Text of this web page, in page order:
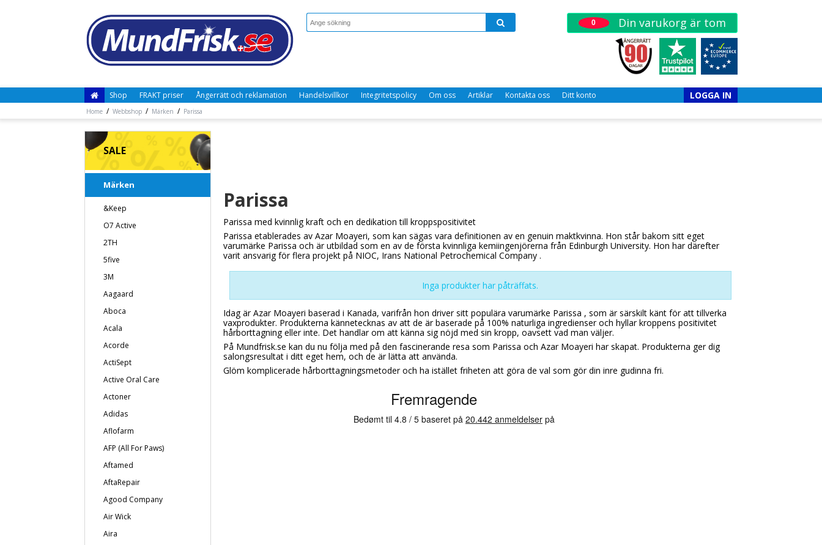
0 Din varukorg är tom
Shop FRAKT priser Ångerrätt och reklamation Handelsvillkor Integritetspolicy Om oss Artiklar Kontakta oss Ditt konto LOGGA IN
Home / Webbshop / Märken / Parissa
SALE
Märken
&Keep
O7 Active
2TH
5five
3M
Aagaard
Aboca
Acala
Acorde
ActiSept
Active Oral Care
Actoner
Adidas
Aflofarm
AFP (All For Paws)
Aftamed
AftaRepair
Agood Company
Air Wick
Aira
Parissa
Parissa med kvinnlig kraft och en dedikation till kroppspositivitet
Parissa etablerades av Azar Moayeri, som kan sägas vara definitionen av en genuin maktkvinna. Hon står bakom sitt eget
varumärke Parissa och är utbildad som en av de första kvinnliga kemiingenjörerna från Edinburgh University. Hon har därefter
varit ansvarig för flera projekt på NIOC, Irans National Petrochemical Company .
Inga produkter har påträffats.
Idag är Azar Moayeri baserad i Kanada, varifrån hon driver sitt populära varumärke Parissa , som är särskilt känt för att tillverka
vaxprodukter. Produkterna kännetecknas av att de är baserade på 100% naturliga ingredienser och hyllar kroppens positivitet
hårborttagning eller inte. Det handlar om att känna sig nöjd med sin kropp, oavsett vad man väljer.
På Mundfrisk.se kan du nu följa med på den fascinerande resa som Parissa och Azar Moayeri har skapat. Produkterna ger dig
salongsresultat i ditt eget hem, och de är lätta att använda.
Glöm komplicerade hårborttagningsmetoder och ha istället friheten att göra de val som gör din inre gudinna fri.